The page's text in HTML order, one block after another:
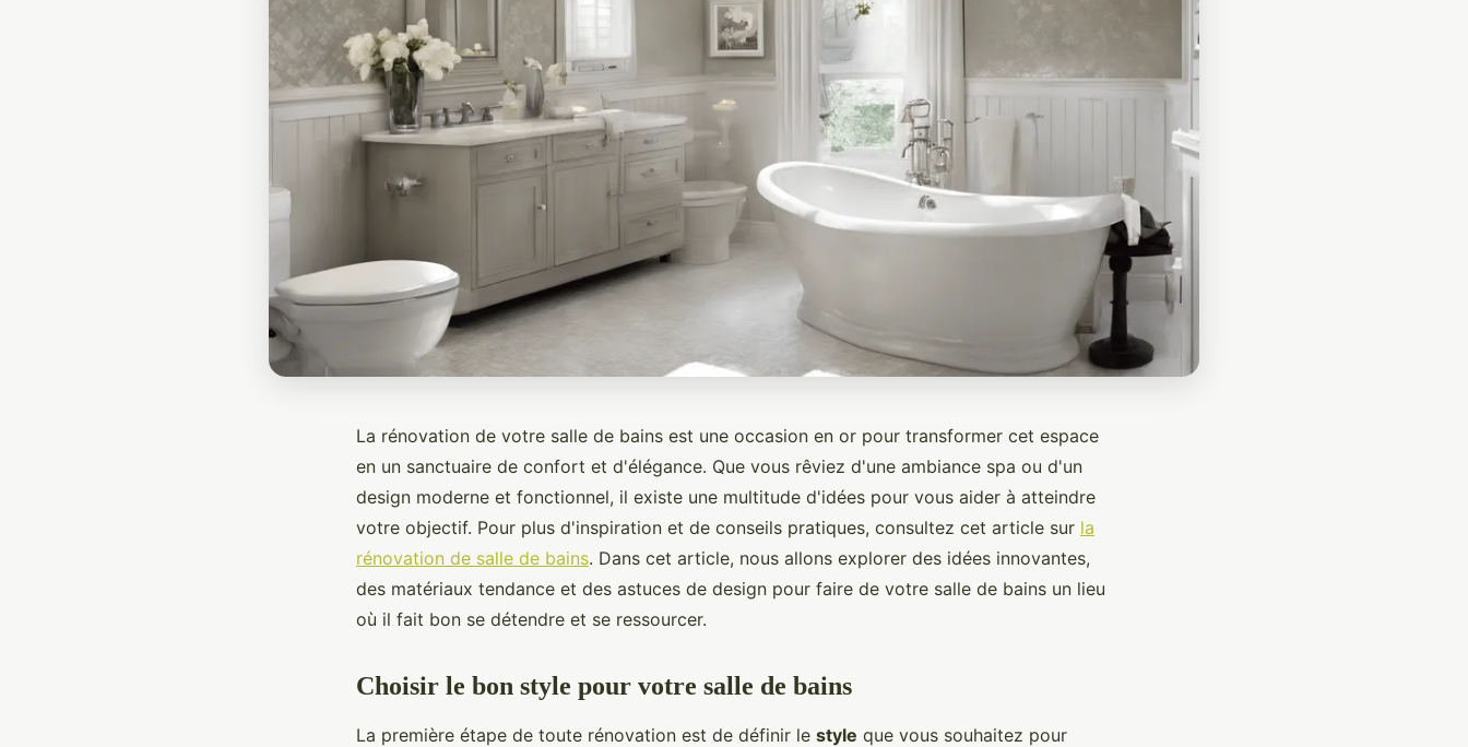
La rénovation de votre salle de bains est une occasion en or pour transformer cet espace
en un sanctuaire de confort et d'élégance. Que vous rêviez d'une ambiance spa ou d'un
design moderne et fonctionnel, il existe une multitude d'idées pour vous aider à atteindre
votre objectif. Pour plus d'inspiration et de conseils pratiques, consultez cet article sur la
rénovation de salle de bains. Dans cet article, nous allons explorer des idées innovantes,
des matériaux tendance et des astuces de design pour faire de votre salle de bains un lieu
où il fait bon se détendre et se ressourcer.
Choisir le bon style pour votre salle de bains
La première étape de toute rénovation est de définir le style que vous souhaitez pour